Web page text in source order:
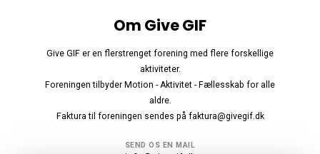
Om Give GIF
Give GIF er en flerstrenget forening med flere forskellige
aktiviteter.
Foreningen tilbyder Motion - Aktivitet - Fællesskab for alle
aldre.
Faktura til foreningen sendes på faktura@givegif.dk
SEND OS EN MAIL